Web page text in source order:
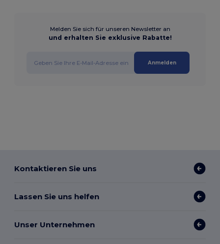
Melden Sie sich für unseren Newsletter an
und erhalten Sie exklusive Rabatte!
Anmelden
Kontaktieren Sie uns
Lassen Sie uns helfen
Unser Unternehmen